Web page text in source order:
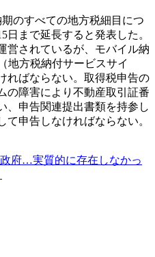
のすべての地方税細目につ
日まで延長すると発表した。
営されているが、モバイル納
地方税納付サービスサイ
ればならない。取得税申告の
の障害により不動産取引証番
、申告関連提出書類を持参し
申告しなければならない。
府…実質的に存在しなかっ